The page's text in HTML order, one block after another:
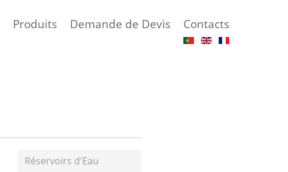
Produits Demande de Devis Contacts
Réservoirs d'Eau